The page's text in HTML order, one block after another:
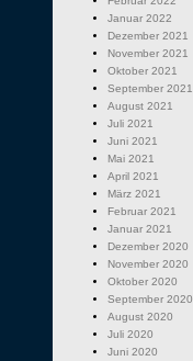
Januar 2022
Dezember 2021
November 2021
Oktober 2021
September 2021
August 2021
Juli 2021
Juni 2021
Mai 2021
April 2021
März 2021
Februar 2021
Januar 2021
Dezember 2020
November 2020
Oktober 2020
September 2020
August 2020
Juli 2020
Juni 2020